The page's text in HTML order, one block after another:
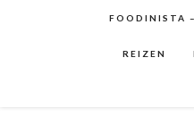
FOODINISTA
REIZEN